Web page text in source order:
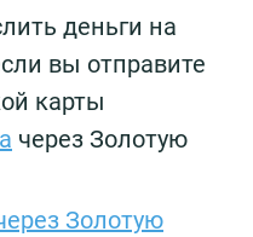
деньги на
вы отправите
карты
через Золотую
Золотую